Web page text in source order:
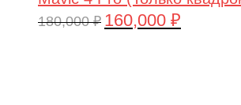
180,000₽ Первоначальная
160,000 ₽